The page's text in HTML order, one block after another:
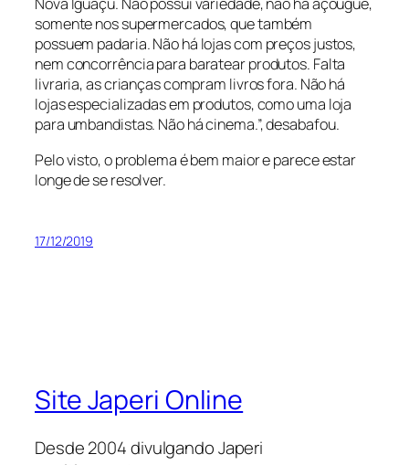
somente nos supermercados, que também
possuem padaria. Não há lojas com preços justos,
nem concorrência para baratear produtos. Falta
livraria, as crianças compram livros fora. Não há
lojas especializadas em produtos, como uma loja
para umbandistas. Não há cinema.”, desabafou.
Pelo visto, o problema é bem maior e parece estar
longe de se resolver.
17/12/2019
Site Japeri Online
Desde 2004 divulgando Japeri